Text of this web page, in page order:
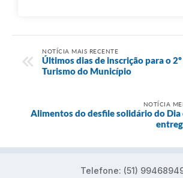
NOTÍCIA MAIS RECENTE
Últimos dias de inscrição para o
Turismo do Município
NOTÍCIA
Alimentos do desfile solidário do Dia
Telefone: (51)